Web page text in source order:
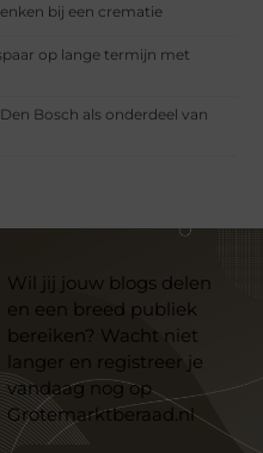
bij een crematie
op lange termijn met
Bosch als onderdeel van
Wil jij jouw blogs delen
en een breed publiek
bereiken? Wacht niet
langer en registreer je
vandaag nog op
Grotemarktberaad.nl